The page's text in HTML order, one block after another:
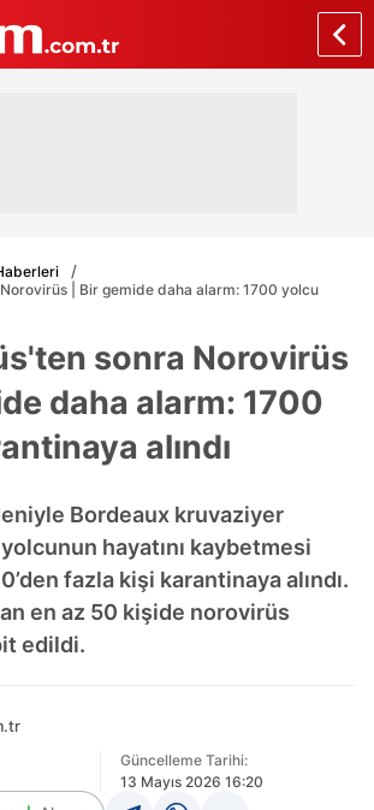
| Bir gemide daha alarm: 1700 yolcu
sonra Norovirüs
daha alarm: 1700
alındı
Bordeaux kruvaziyer
hayatını kaybetmesi
fazla kişi karantinaya alındı.
en az 50 kişide norovirüs
edildi.
Güncelleme Tarihi:
13 Mayıs 2026 16:20